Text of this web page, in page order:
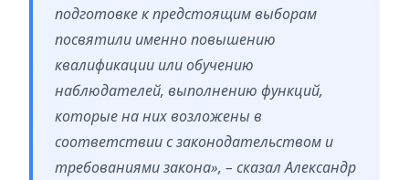
подготовке к предстоящим выборам
посвятили именно повышению
квалификации или обучению
наблюдателей, выполнению функций,
которые на них возложены в
соответствии с законодательством и
требованиями закона», – сказал Александр